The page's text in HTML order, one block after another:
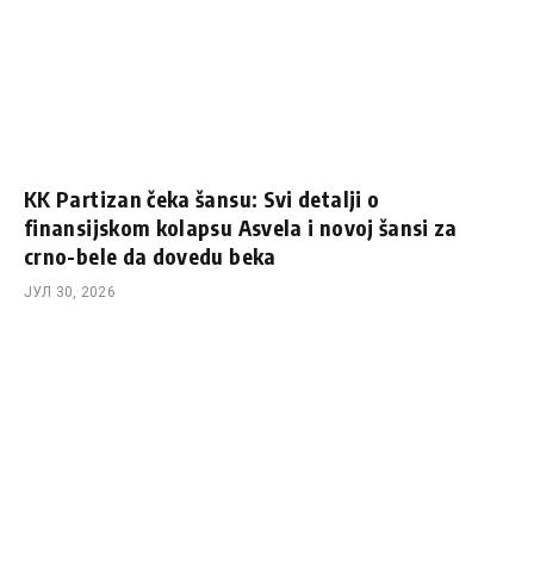
KK Partizan čeka šansu: Svi detalji o
finansijskom kolapsu Asvela i novoj šansi za
crno-bele da dovedu beka
ЈУЛ 30, 2026